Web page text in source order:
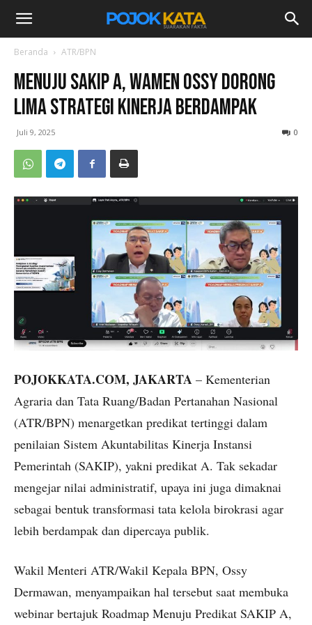
Beranda ATR/BPN
Menuju SAKIP A, Wamen Ossy Dorong
Lima Strategi Kinerja Berdampak
Juli 9, 2025 0
POJOKKATA.COM, JAKARTA – Kementerian
Agraria dan Tata Ruang/Badan Pertanahan Nasional
(ATR/BPN) menargetkan predikat tertinggi dalam
penilaian Sistem Akuntabilitas Kinerja Instansi
Pemerintah (SAKIP), yakni predikat A. Tak sekadar
mengejar nilai administratif, upaya ini juga dimaknai
sebagai bentuk transformasi tata kelola birokrasi agar
lebih berdampak dan dipercaya publik.
Wakil Menteri ATR/Wakil Kepala BPN, Ossy
Dermawan, menyampaikan hal tersebut saat membuka
webinar bertajuk Roadmap Menuju Predikat SAKIP A,